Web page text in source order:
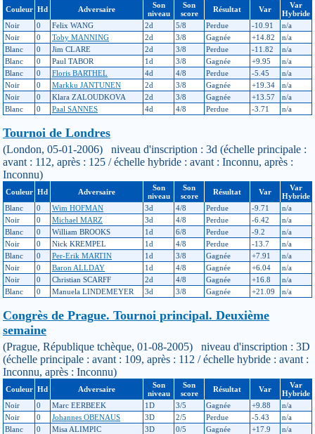
Couleur Hd Adversaire
Son
niveau
Son
score
Résultat Var
Var
Hybride
Noir
0 Felix WANG 2d 5/8 Perdue -10.91
n/a
Noir
0 Toby MANNING 2d 3/8 Gagnée +14.82
n/a
Blanc
0 Jim CLARE 2d 3/8 Perdue -11.82
n/a
Blanc
0 Paul TABOR 1d 3/8 Gagnée +9.95
n/a
Blanc
0 Floris BARTHEL 4d 4/8 Perdue -5.45
n/a
Noir
0 Markku JANTUNEN 2d 3/8 Gagnée +19.34
n/a
Noir
0 Klara ZALOUDKOVA 2d 3/8 Gagnée +13.57
n/a
Blanc
0 Paal SANNES 4d 4/8 Perdue -3.71 n/a
Tournoi de Londres
(London, 05-01-2006) niveau d'inscription : 3d (échelle principale :
avant : 112, après : 125 / échelle hybride : avant : Inconnu, après :
Inconnu)
Couleur Hd Adversaire
Son
niveau
Son
score
Résultat Var
Var
Hybride
Blanc
0 Wim HOFMAN 3d 4/8 Perdue -9.71
n/a
Noir
0 Michael MARZ 3d 4/8 Perdue -6.42
n/a
Blanc
0 William BROOKS 1d 6/8 Perdue -9.2
n/a
Noir
0 Nick KREMPEL 1d 4/8 Perdue -13.7
n/a
Blanc
0 Per-Erik MARTIN 1d 3/8 Gagnée +7.91
n/a
Noir
0 Baron ALLDAY 1d 4/8 Gagnée +6.04
n/a
Noir
0 Christian SCARFF 2d 4/8 Gagnée +16.8
n/a
Blanc
0 Manuela LINDEMEYER 3d 3/8 Gagnée +21.09 n/a
Congrès de Prague. Tournoi principal. Deuxième
semaine
(Prague, République tchèque, 01-08-2005) niveau d'inscription : 3D
(échelle principale : avant : 109, après : 112 / échelle hybride : avant :
Inconnu, après : Inconnu)
Couleur Hd Adversaire
Son
niveau
Son
score
Résultat Var
Var
Hybride
Noir
0 Marc EERBEEK 1D 3/5 Gagnée +9.88
n/a
Noir
0 Johannes OBENAUS 3D 2/5 Perdue -5.43
n/a
Blanc
0 Misa ALIMPIC 3D 0/5 Gagnée +17.9 n/a